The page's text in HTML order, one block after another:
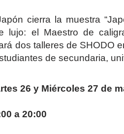
cierra la muestra
lujo: el Maestro de
dos talleres de SHODO
de secundaria,
26 y Miércoles 27 de
a 20:00